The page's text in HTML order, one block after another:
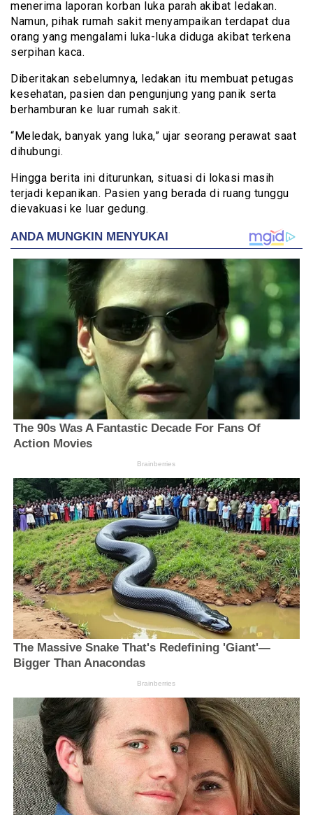
menerima laporan korban luka parah akibat ledakan.
Namun, pihak rumah sakit menyampaikan terdapat dua
orang yang mengalami luka-luka diduga akibat terkena
serpihan kaca.
Diberitakan sebelumnya, ledakan itu membuat petugas
kesehatan, pasien dan pengunjung yang panik serta
berhamburan ke luar rumah sakit.
“Meledak, banyak yang luka,” ujar seorang perawat saat
dihubungi.
Hingga berita ini diturunkan, situasi di lokasi masih
terjadi kepanikan. Pasien yang berada di ruang tunggu
dievakuasi ke luar gedung.